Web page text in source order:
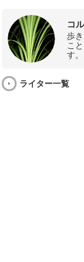
コ
歩
こ
す。
ライター一覧